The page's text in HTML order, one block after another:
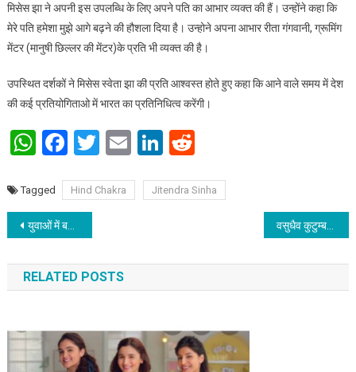
मिसेस झा ने अपनी इस उपलब्धि के लिए अपने पति का आभार व्यक्त की हैं। उन्होंने कहा कि
मेरे पति हमेशा मुझे आगे बढ़ने की हौशला दिया है। उन्होने अपना आभार रीता गंगवानी, ग्रूमिंग
मेंटर (मानुषी छिल्लर की मेंटर)के प्रति भी व्यक्त की है।
उपस्थित दर्शकों ने मिसेस स्वेता झा की प्रति आश्वस्त होते हुए कहा कि आने वाले समय में देश
की कई प्रतियोगिताओ में भारत का प्रतिनिधित्व करेंगी।
WhatsApp
Facebook
Twitter
EmailLinkedIn
Reddit
Tagged Hind Chakra Jitendra Sinha
Post navigation
युवाओं में बढते तनाव व अवसाद प्रबंधन पर राष्ट्रीय बेबिनार आयोजित वसुधैव कुटुम्बकम ही भारत की मूल संस्कृति – जीवन कुमार
RELATED POSTS